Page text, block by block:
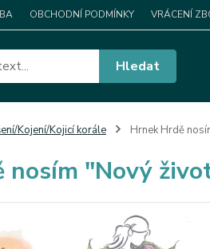
OBCHODNÍ PODMÍNKY VRÁCENÍ
Hledat
Kojení/Kojicí korále Hrnek Hrdě
nosím "Nový